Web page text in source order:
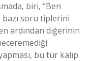
biri, “Ben
soru tiplerini
ardından diğerinin
bu tür kalıp